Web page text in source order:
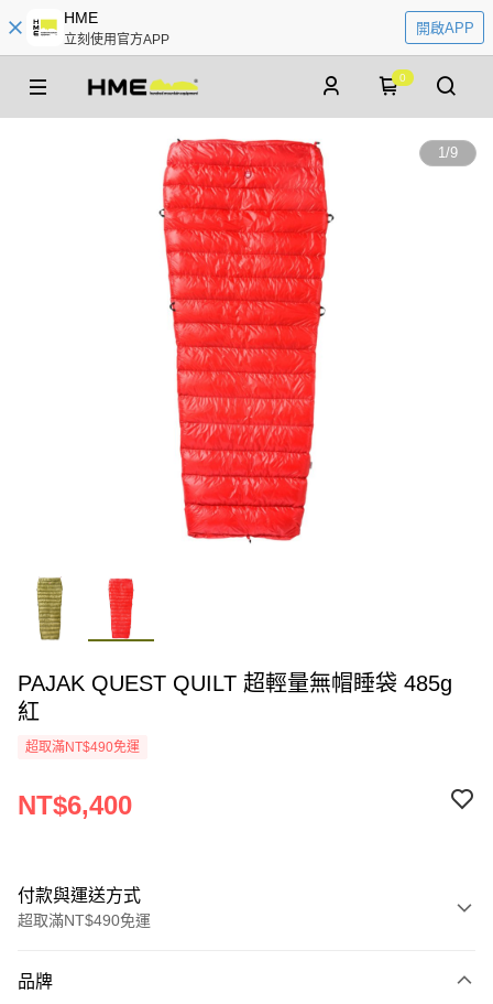
HME
立刻使用官方APP
開啟APP
0
1/9
PAJAK QUEST QUILT 超輕量無帽睡袋 485g
紅
超取滿NT$490免運
NT$6,400
付款與運送方式
超取滿NT$490免運
信用卡一次付款
品牌